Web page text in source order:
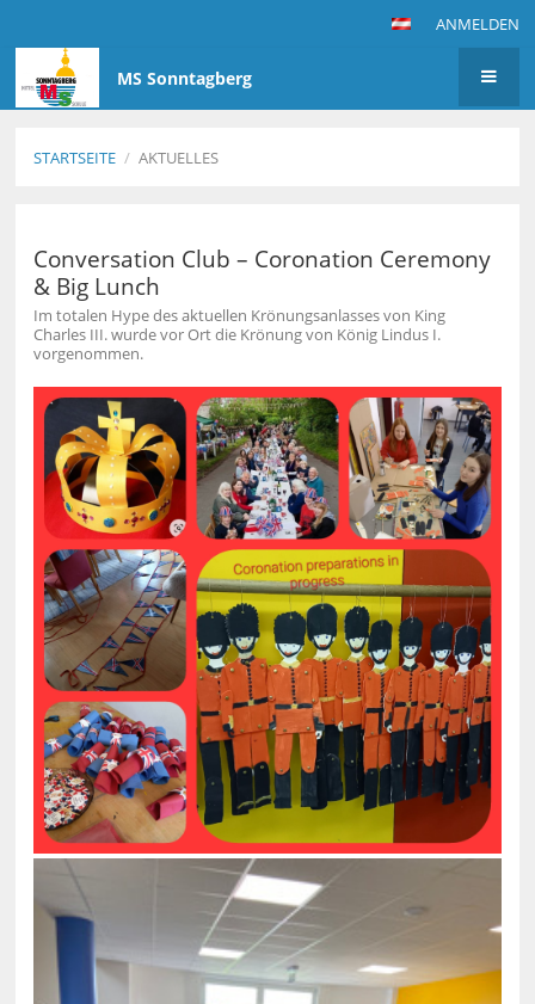
ANMELDEN
MS Sonntagberg
STARTSEITE / AKTUELLES
Conversation Club – Coronation Ceremony
& Big Lunch
Im totalen Hype des aktuellen Krönungsanlasses von King
Charles III. wurde vor Ort die Krönung von König Lindus I.
vorgenommen.